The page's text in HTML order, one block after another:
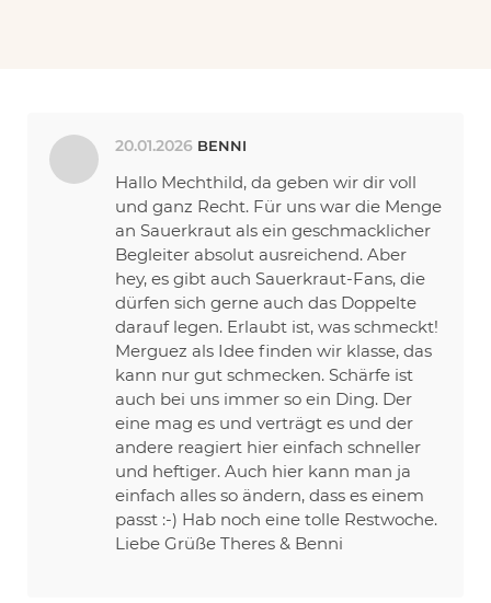
20.01.2026 BENNI
Hallo Mechthild, da geben wir dir voll
und ganz Recht. Für uns war die Menge
an Sauerkraut als ein geschmacklicher
Begleiter absolut ausreichend. Aber
hey, es gibt auch Sauerkraut-Fans, die
dürfen sich gerne auch das Doppelte
darauf legen. Erlaubt ist, was schmeckt!
Merguez als Idee finden wir klasse, das
kann nur gut schmecken. Schärfe ist
auch bei uns immer so ein Ding. Der
eine mag es und verträgt es und der
andere reagiert hier einfach schneller
und heftiger. Auch hier kann man ja
einfach alles so ändern, dass es einem
passt :-) Hab noch eine tolle Restwoche.
Liebe Grüße Theres & Benni